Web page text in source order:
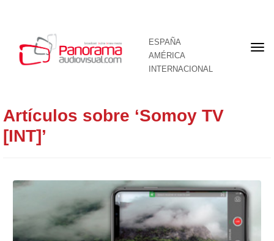
ESPAÑA
AMÉRICA
INTERNACIONAL
Artículos sobre ‘Somoy TV
[INT]’